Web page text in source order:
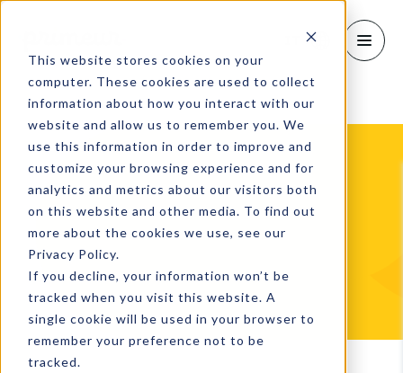
This website stores cookies on your
computer. These cookies are used to collect
information about how you interact with our
website and allow us to remember you. We
use this information in order to improve and
customize your browsing experience and for
analytics and metrics about our visitors both
on this website and other media. To find out
more about the cookies we use, see our
Privacy Policy.
If you decline, your information won’t be
tracked when you visit this website. A
single cookie will be used in your browser to
remember your preference not to be
tracked.